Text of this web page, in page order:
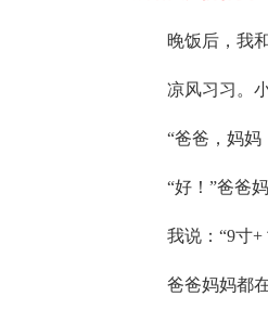
晚饭后，我
凉风习习。
“爸爸，妈妈
“好！”爸爸
我说：“9寸+
爸爸妈妈都